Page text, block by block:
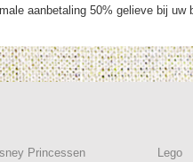
aanbetaling 50% gelieve bij uw
Princessen
Lego